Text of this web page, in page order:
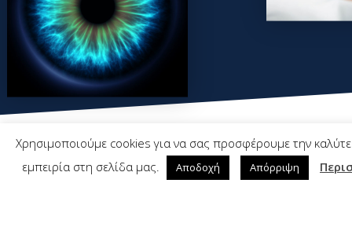
Χρησιμοποιούμε cookies για να σας προσφέρουμε την
εμπειρία στη σελίδα μας.
Αποδοχή Απόρριψη